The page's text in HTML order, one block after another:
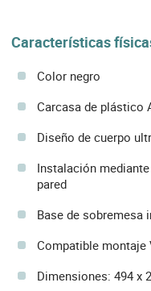
Características
Color negro
Carcasa de plástico
Diseño de cuerpo
Instalación
pared
Base de sobremesa
Compatible montaje
Dimensiones: 494 x